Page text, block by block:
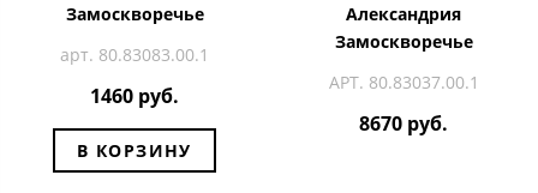
Замоскворечье
арт. 80.83083.00.1
1460 руб.
В КОРЗИНУ
Александрия
Замоскворечье
АРТ. 80.83037.00.1
8670 руб.